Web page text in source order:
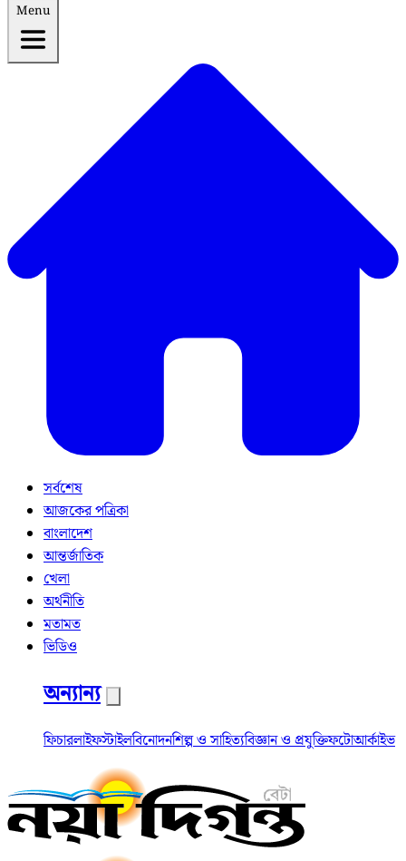
Menu
সর্বশেষ
আজকের পত্রিকা
বাংলাদেশ
আন্তর্জাতিক
খেলা
অর্থনীতি
মতামত
ভিডিও
অন্যান্য
ফিচারলাইফস্টাইলবিনোদনশিল্প ও সাহিত্যবিজ্ঞান ও প্রযুক্তিফটোআর্কাইভ